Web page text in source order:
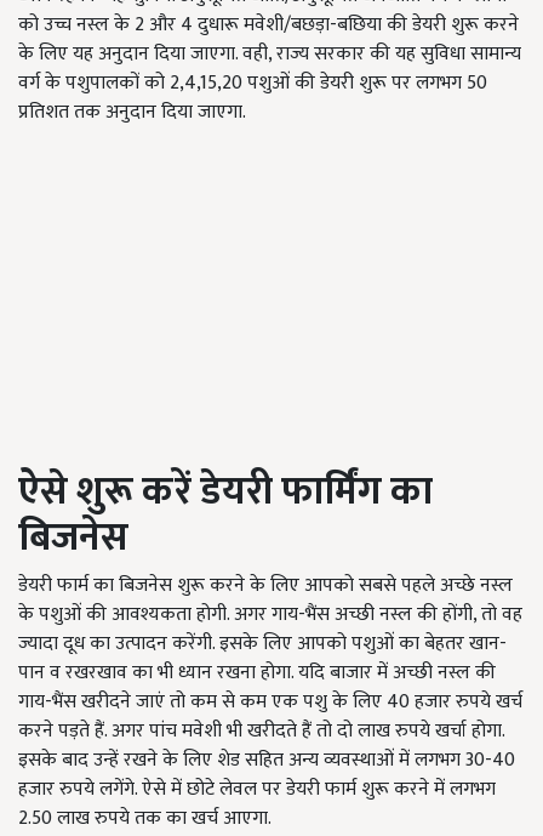
को उच्च नस्ल के 2 और 4 दुधारू मवेशी/बछड़ा-बछिया की डेयरी शुरू करने
के लिए यह अनुदान दिया जाएगा. वही, राज्य सरकार की यह सुविधा सामान्य
वर्ग के पशुपालकों को 2,4,15,20 पशुओं की डेयरी शुरू पर लगभग 50
प्रतिशत तक अनुदान दिया जाएगा.
ऐसे शुरू करें डेयरी फार्मिंग का
बिजनेस
डेयरी फार्म का बिजनेस शुरू करने के लिए आपको सबसे पहले अच्छे नस्ल
के पशुओं की आवश्यकता होगी. अगर गाय-भैंस अच्छी नस्ल की होंगी, तो वह
ज्यादा दूध का उत्पादन करेंगी. इसके लिए आपको पशुओं का बेहतर खान-
पान व रखरखाव का भी ध्यान रखना होगा. यदि बाजार में अच्छी नस्ल की
गाय-भैंस खरीदने जाएं तो कम से कम एक पशु के लिए 40 हजार रुपये खर्च
करने पड़ते हैं. अगर पांच मवेशी भी खरीदते हैं तो दो लाख रुपये खर्चा होगा.
इसके बाद उन्हें रखने के लिए शेड सहित अन्य व्यवस्थाओं में लगभग 30-40
हजार रुपये लगेंगे. ऐसे में छोटे लेवल पर डेयरी फार्म शुरू करने में लगभग
2.50 लाख रुपये तक का खर्च आएगा.